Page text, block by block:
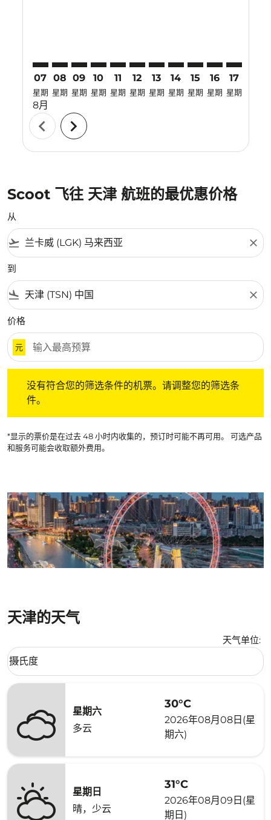
07
星期
8月
08
星期
09
星期
10
星期
11
星期
12
星期
13
星期
14
星期
15
星期
16
星期
17
星期
chevron_left chevron_right
Scoot 飞往 天津 航班的最优惠价格
从
flight_takeoff close
到
flight_land close
价格
元
没有符合您的筛选条件的机票。请调整您的筛选条
件。
*显示的票价是在过去 48 小时内收集的，预订时可能不再可用。 可选产品
和服务可能会收取额外费用。
天津的天气
天气单位:
Weather unit option 摄氏度 Selected
摄氏度
keyboard_arrow_down
星期六
多云
30°C
2026年08月08日(星
期六)
星期日
晴，少云
31°C
2026年08月09日(星
期日)